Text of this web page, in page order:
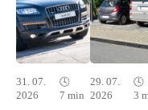
31. 07.
2026
🕓
7 min
29. 07.
2026
🕓
3